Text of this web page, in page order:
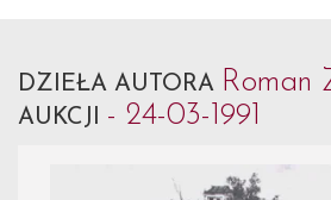
DZIEŁA AUTORA Roman
AUKCJI - 24-03-1991